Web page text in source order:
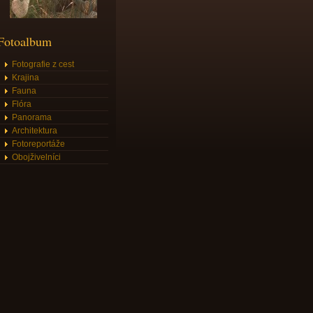
Fotografie z cest
Krajina
Fauna
Flóra
Panorama
Architektura
Fotoreportáže
Obojživelníci